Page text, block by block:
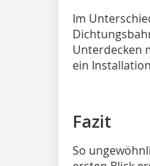
Im
Unterdecken
ein
Fazit
So